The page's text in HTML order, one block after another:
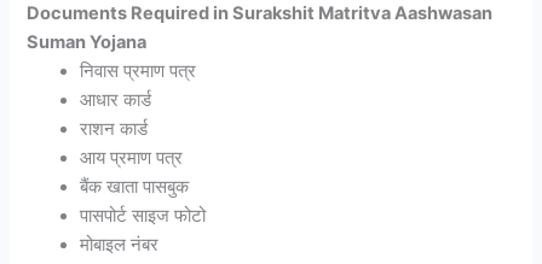
Documents Required in Surakshit Matritva Aashwasan
Suman Yojana
निवास प्रमाण पत्र
आधार कार्ड
राशन कार्ड
आय प्रमाण पत्र
बैंक खाता पासबुक
पासपोर्ट साइज फोटो
मोबाइल नंबर